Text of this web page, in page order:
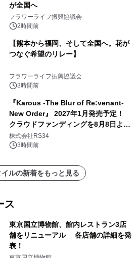
が全国へ
フラワーライフ振興協議会
2時間前
【熊本から福岡、そして全国へ。花が
つなぐ希望のリレー】
フラワーライフ振興協議会
3時間前
『Karous -The Blur of Re:venant-
New Order』 2027年1月発売予定！
クラウドファンディングを8月8日より
開始
株式会社RS34
3時間前
ルの新着をもっと見る
ス
東京国立博物館、館内レストラン3店
舗をリニューアル 各店舗の詳細を発
表！